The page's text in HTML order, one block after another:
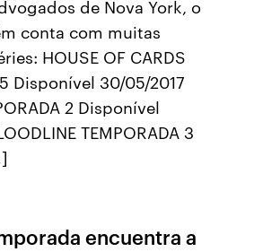
de Nova York, o
conta com muitas
HOUSE OF CARDS
Disponível 30/05/2017
2 Disponível
TEMPORADA 3
encuentra a